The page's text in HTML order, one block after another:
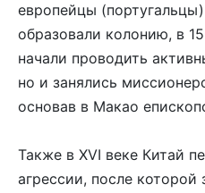
европейцы
образовали колонию, в
начали проводить
но и занялись
основав в Макао
Также в XVI веке Китай
агрессии, после которой